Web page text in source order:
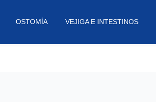
OSTOMÍA VEJIGA E INTESTINOS